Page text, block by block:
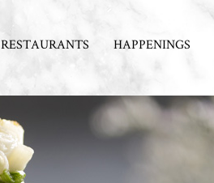
RESTAURANTS HAPPENINGS